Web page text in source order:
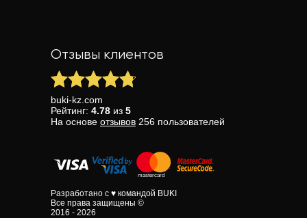
Отзывы клиентов
buki-kz.com
Рейтинг: 4.78 из 5
На основе отзывов 256 пользователей
Разработано с ♥ командой BUKI
Все права защищены ©
2016 - 2026